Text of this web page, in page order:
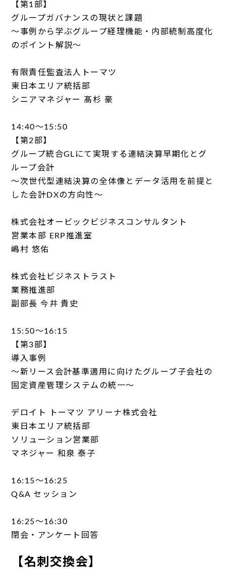
【第1部】
グループガバナンスの現状と課題
～事例から学ぶグループ経理機能・内部統制高度化
のポイント解説～
有限責任監査法人トーマツ
東日本エリア統括部
シニアマネジャー 髙杉 豪
14:40～15:50
【第2部】
グループ統合GLにて実現する連結決算早期化とグ
ループ会計
～次世代型連結決算の全体像とデータ活用を前提と
した会計DXの方向性～
株式会社オービックビジネスコンサルタント
営業本部 ERP推進室
嶋村 悠佑
株式会社ビジネストラスト
業務推進部
副部長 今井 貴史
15:50～16:15
【第3部】
導入事例
～新リース会計基準適用に向けたグループ子会社の
固定資産管理システムの統一～
デロイト トーマツ アリーナ株式会社
東日本エリア統括部
ソリューション営業部
マネジャー 和泉 泰子
16:15～16:25
Q&A セッション
16:25～16:30
閉会・アンケート回答
【名刺交換会】